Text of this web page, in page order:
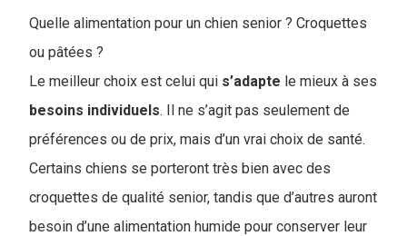
Quelle alimentation pour un chien senior ? Croquettes
ou pâtées ?
Le meilleur choix est celui qui s’adapte le mieux à ses
besoins individuels. Il ne s’agit pas seulement de
préférences ou de prix, mais d’un vrai choix de santé.
Certains chiens se porteront très bien avec des
croquettes de qualité senior, tandis que d’autres auront
besoin d’une alimentation humide pour conserver leur